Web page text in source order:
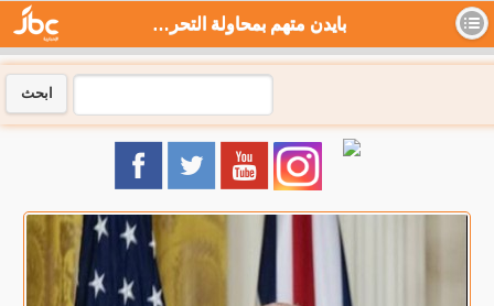
بايدن متهم بمحاولة التحرش بممثلة أمريكية شهيرة .. فيديو - جي بي سي نيوز
ابحث